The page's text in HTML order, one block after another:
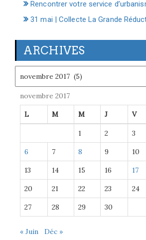
Rencontrer votre service
31 mai | Collecte La Grande
ARCHIVES
novembre 2017
L M M J V
1 2 3
6 7 8 9 10
13 14 15 16 17
20 21 22 23 24
27 28 29 30
« Juin Déc »